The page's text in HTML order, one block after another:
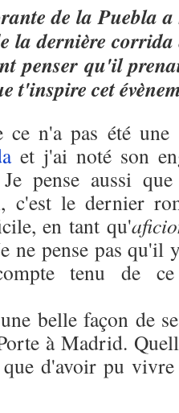
de la Puebla
la dernière
penser qu'il
t'inspire cet
ce n'a pas été
et j'ai noté son
pense aussi
c'est le dernier
en tant qu'
ne pense pas
tenu de
belle façon de
à Madrid.
d'avoir pu